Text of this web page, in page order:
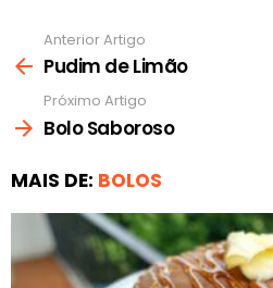
mais
Anterior Artigo
Pudim de Limão
Próximo Artigo
Bolo Saboroso
MAIS DE: BOLOS